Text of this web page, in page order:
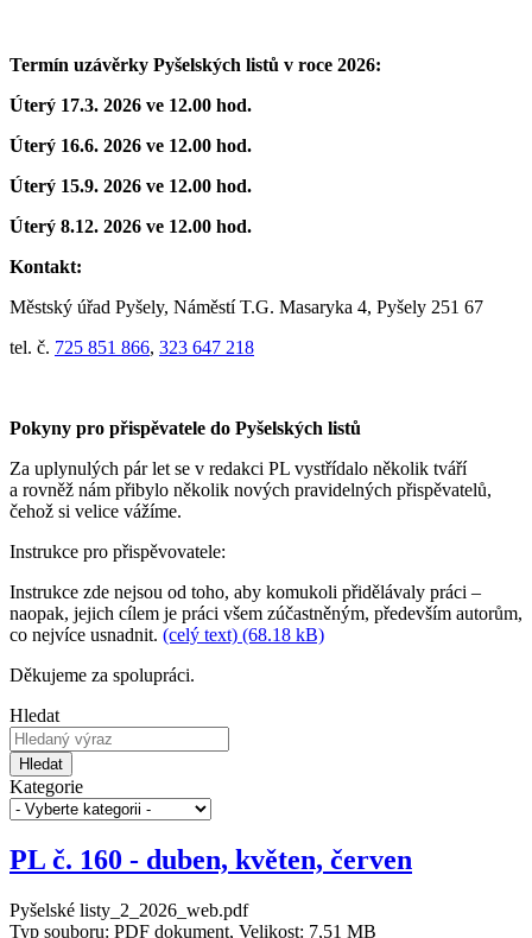
Termín uzávěrky Pyšelských listů v roce 2026:
Úterý 17.3. 2026 ve 12.00 hod.
Úterý 16.6. 2026 ve 12.00 hod.
Úterý 15.9. 2026 ve 12.00 hod.
Úterý 8.12. 2026 ve 12.00 hod.
Kontakt:
Městský úřad Pyšely, Náměstí T.G. Masaryka 4, Pyšely 251 67
tel. č. 725 851 866, 323 647 218
Pokyny pro přispěvatele do Pyšelských listů
Za uplynulých pár let se v redakci PL vystřídalo několik tváří
a rovněž nám přibylo několik nových pravidelných přispěvatelů,
čehož si velice vážíme.
Instrukce pro přispěvovatele:
Instrukce zde nejsou od toho, aby komukoli přidělávaly práci –
naopak, jejich cílem je práci všem zúčastněným, především autorům,
co nejvíce usnadnit. (celý text) (68.18 kB)
Děkujeme za spolupráci.
Hledat
Hledat
Kategorie
PL č. 160 - duben, květen, červen
Pyšelské listy_2_2026_web.pdf
Typ souboru: PDF dokument, Velikost: 7,51 MB